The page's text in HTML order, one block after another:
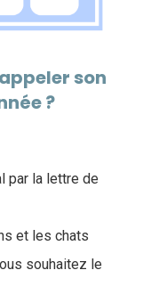
son
?
par la lettre de
et les chats
souhaitez le